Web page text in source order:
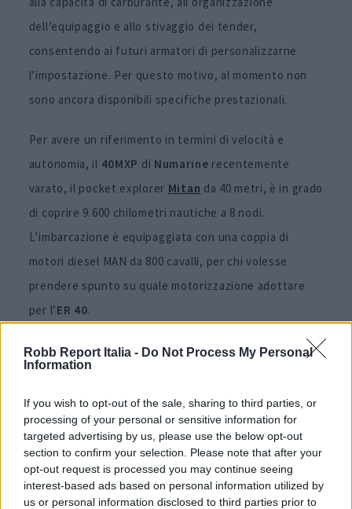
Robb Report Italia - Do Not Process My Personal
Information
If you wish to opt-out of the sale, sharing to third parties, or
processing of your personal or sensitive information for
targeted advertising by us, please use the below opt-out
section to confirm your selection. Please note that after your
opt-out request is processed you may continue seeing
interest-based ads based on personal information utilized by
us or personal information disclosed to third parties prior to
dell’equipaggio e allo stivaggio dei tender,
consentendo ai futuri armatori di personalizzarne
l’impostazione. Per questo motivo, al momento non
sono ancora disponibili specifiche prestazionali.
Per avere un riferimento in termini di velocità e
autonomia, il 40MXP di Numarine recentemente
varato, il pocket explorer Mitan da 40 metri, è in grado
di coprire 9.600 chilometri nautiche a 8 nodi.
L’imbarcazione è equipaggiata con una coppia di
motori diesel MAN da 800 cavalli, per chi volesse
prendere spunto su quale motorizzazione adottare
per l’ER 40.